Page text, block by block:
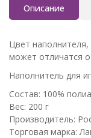
Описание
Цвет
может отличатся
Наполнитель для
Состав: 100%
Вес: 200 г
Производитель:
Торговая марка: